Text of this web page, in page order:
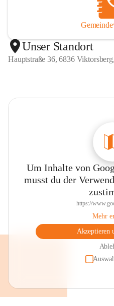
Unser Standort
Hauptstraße 36, 6836
Um Inhalte von
musst du der
https://
Mehr
Akzeptieren